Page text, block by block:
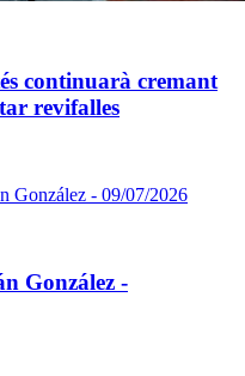
continuarà cremant
revifalles
González -